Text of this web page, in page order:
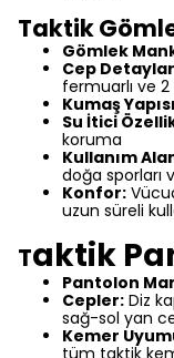
Taktik
Gömlek
Cep
fermuarlı ve
Kumaş
Su İtici
koruma
Kullanım
doğa sporları
Konfor:
uzun süreli
Taktik
Pantolon
Cepler: Diz
sağ-sol yan
Kemer
tüm taktik